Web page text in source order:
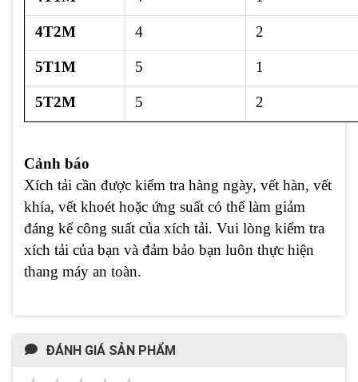
4T2M 4 2
5T1M 5 1
5T2M 5 2
Cảnh báo
Xích tải cần được kiểm tra hàng ngày, vết hàn, vết
khía, vết khoét hoặc ứng suất có thể làm giảm
đáng kể công suất của xích tải. Vui lòng kiểm tra
xích tải của bạn và đảm bảo bạn luôn thực hiện
thang máy an toàn.
ĐÁNH GIÁ SẢN PHẨM